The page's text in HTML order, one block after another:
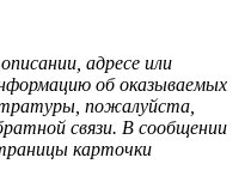
адресе или
об оказываемых
пожалуйста,
связи. В сообщении
карточки